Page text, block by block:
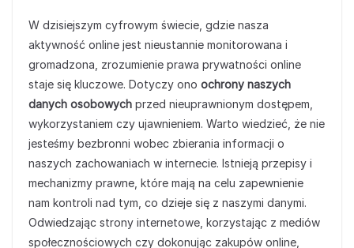
W dzisiejszym cyfrowym świecie, gdzie nasza
aktywność online jest nieustannie monitorowana i
gromadzona, zrozumienie prawa prywatności online
staje się kluczowe. Dotyczy ono ochrony naszych
danych osobowych przed nieuprawnionym dostępem,
wykorzystaniem czy ujawnieniem. Warto wiedzieć, że nie
jesteśmy bezbronni wobec zbierania informacji o
naszych zachowaniach w internecie. Istnieją przepisy i
mechanizmy prawne, które mają na celu zapewnienie
nam kontroli nad tym, co dzieje się z naszymi danymi.
Odwiedzając strony internetowe, korzystając z mediów
społecznościowych czy dokonując zakupów online,